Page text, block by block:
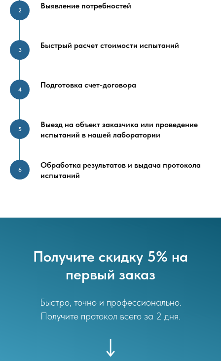
Выявление потребностей
Быстрый расчет стоимости испытаний
Подготовка счет-договора
Выезд на объект заказчика или проведение
испытаний в нашей лаборатории
Обработка результатов и выдача протокола
испытаний
Получите скидку 5% на
первый заказ
Быстро, точно и профессионально.
Получите протокол всего за 2 дня.